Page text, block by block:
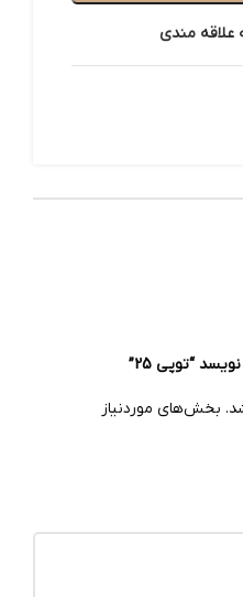
علاقه مندی
“توپی 25”
بخش‌های موردنیاز